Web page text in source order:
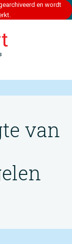
en wordt
van